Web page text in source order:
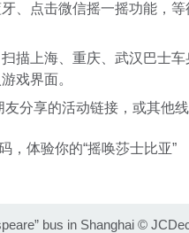
、点击微信摇一摇功能，
扫描上海、重庆、武汉巴士
戏界面。
友分享的活动链接，或其他
，体验你的“摇唤莎士比亚”
bus in Shanghai ©